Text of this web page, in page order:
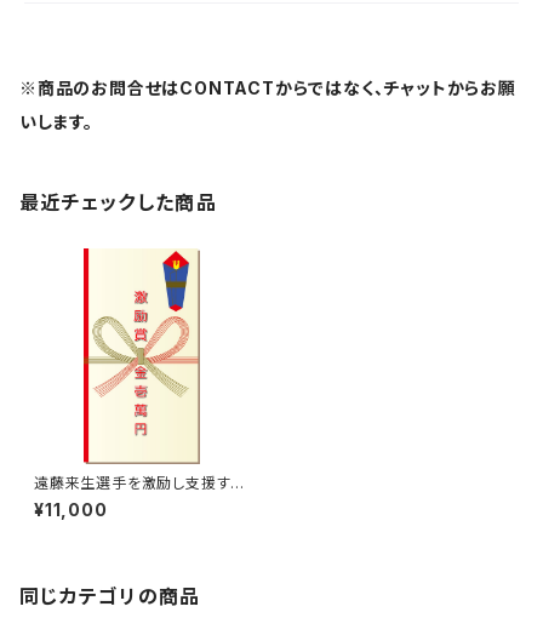
※商品のお問合せはCONTACTからではなく、チャットからお願
いします。
最近チェックした商品
遠藤来生選手を激励し支援する
￥11,000【激励賞】
¥11,000
同じカテゴリの商品